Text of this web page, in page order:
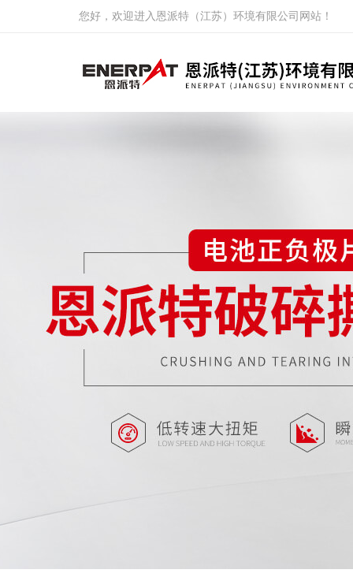
您好，欢迎进入恩派特（江苏）环境有限公司网站！